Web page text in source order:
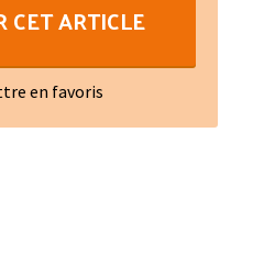
CET ARTICLE
en favoris